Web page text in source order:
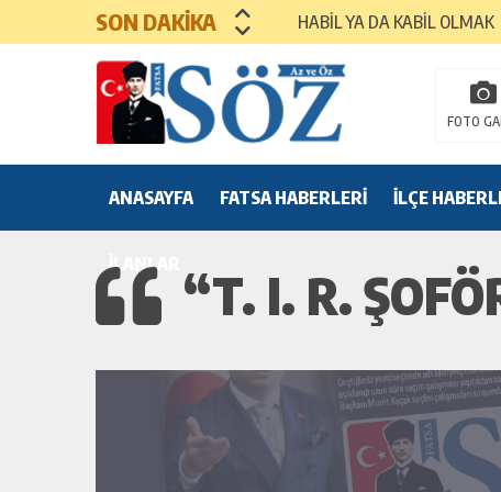
SON DAKİKA
HABİL YA DA KABİL OLMAK
MEZUNİYET TÖRENLERİ
FOTO
ANASAYFA FATSA HABERLERİ İLÇE
İLANLAR “T. I. R.